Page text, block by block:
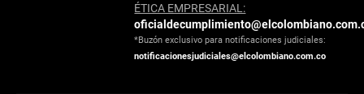
ÉTICA EMPRESARIAL:
*Buzón exclusivo para notificaciones judiciales:
notificacionesjudiciales@elcolombiano.com.co